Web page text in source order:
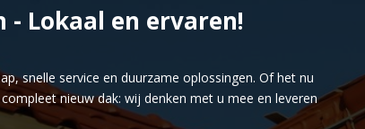
- Lokaal en ervaren!
snelle service en duurzame oplossingen. Of het nu
nieuw dak: wij denken met u mee en leveren